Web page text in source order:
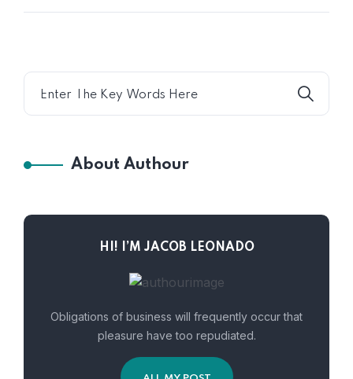
About Authour
HI! I’M JACOB LEONADO
Obligations of business will frequently occur that
pleasure have too repudiated.